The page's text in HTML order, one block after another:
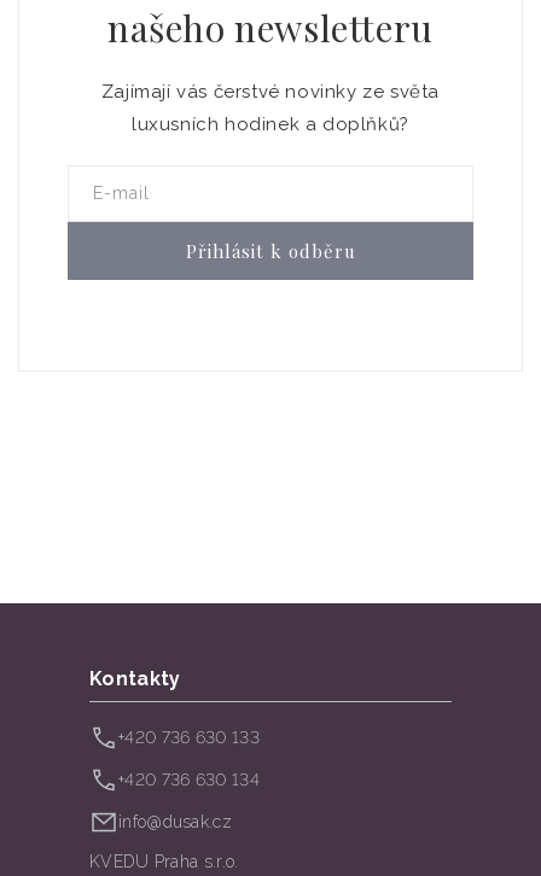
našeho newsletteru
Zajímají vás čerstvé novinky ze světa
luxusních hodinek a doplňků?
E-mail
Přihlásit k odběru
Kontakty
+420 736 630 133
+420 736 630 134
info@dusak.cz
KVEDU Praha s.r.o.